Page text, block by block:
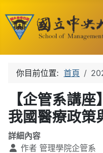
你目前位置: 首頁
【企管系講
我國醫療政策
詳細內容
作者 管理學院企管系